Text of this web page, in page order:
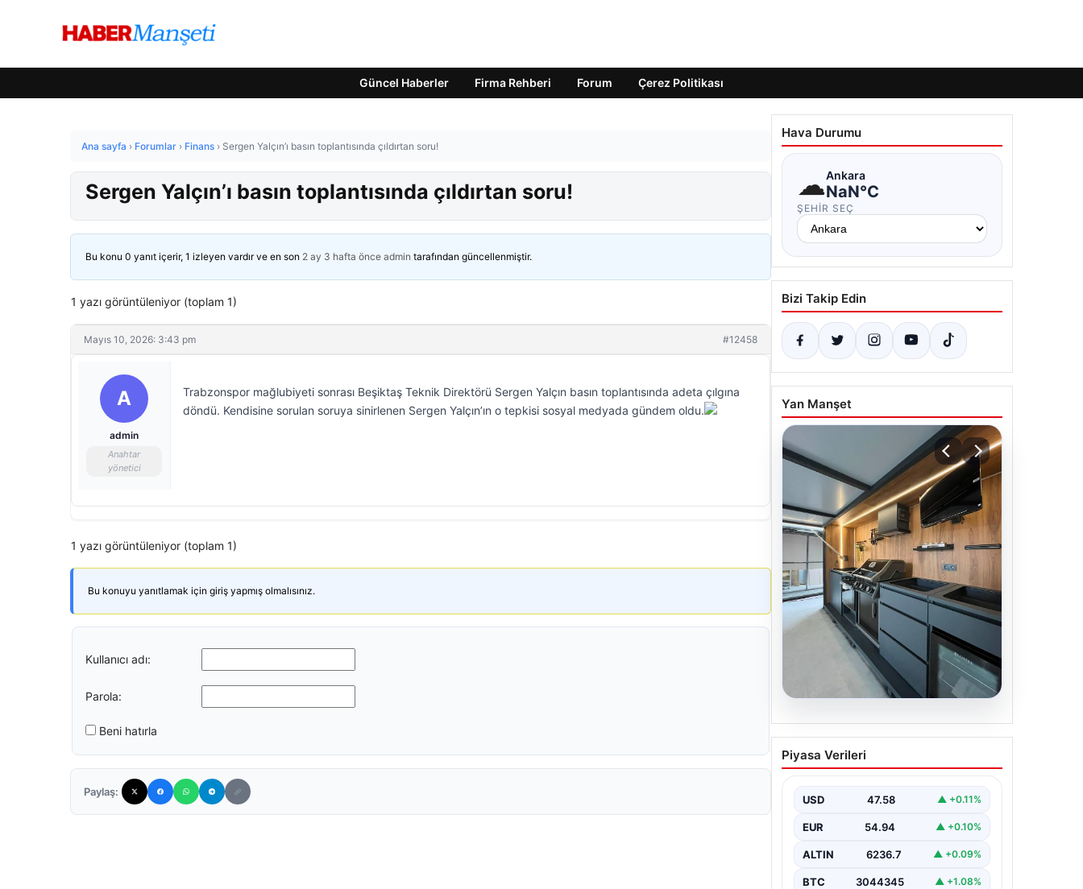
Güncel Haberler Firma Rehberi Forum Çerez Politikası
Ana sayfa › Forumlar › Finans › Sergen Yalçın’ı basın toplantısında çıldırtan soru!
Sergen Yalçın’ı basın toplantısında çıldırtan soru!
Bu konu 0 yanıt içerir, 1 izleyen vardır ve en son 2 ay 3 hafta önce admin tarafından güncellenmiştir.
1 yazı görüntüleniyor (toplam 1)
Mayıs 10, 2026: 3:43 pm #12458
A
admin
Anahtar
yönetici
Trabzonspor mağlubiyeti sonrası Beşiktaş Teknik Direktörü Sergen Yalçın basın toplantısında adeta çılgına
döndü. Kendisine sorulan soruya sinirlenen Sergen Yalçın’ın o tepkisi sosyal medyada gündem oldu.
1 yazı görüntüleniyor (toplam 1)
Bu konuyu yanıtlamak için giriş yapmış olmalısınız.
Kullanıcı adı:
Parola:
Beni hatırla
Paylaş:
Hava Durumu
☁Ankara
NaN°C
ŞEHIR SEÇ
Bizi Takip Edin
Yan Manşet
Açık Hava Mutfakları ve
Modern Yaşam Mekanları
bir gelişim yaşamaktadır. Özellikle de
müstakil konutlarda bulunan ev…
Piyasa Verileri
USD 47.58 ▲ +0.11%
EUR 54.94 ▲ +0.10%
ALTIN 6236.7 ▲ +0.09%
BTC 3044345 ▲ +1.08%